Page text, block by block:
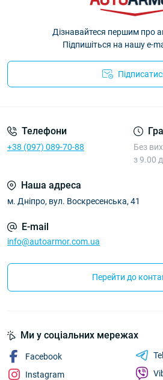
Дізнавайтеся першим про
Підпишіться на нашу e-
Телефони
+38 (097) 089-70-88
Без
з 9.00
Наша адреса
м. Дніпро, вул. Воскресенська, 41
E-mail
info@autoarmor.com.ua
Перейти до
Ми у соціальних мережах
Facebook
Instagram